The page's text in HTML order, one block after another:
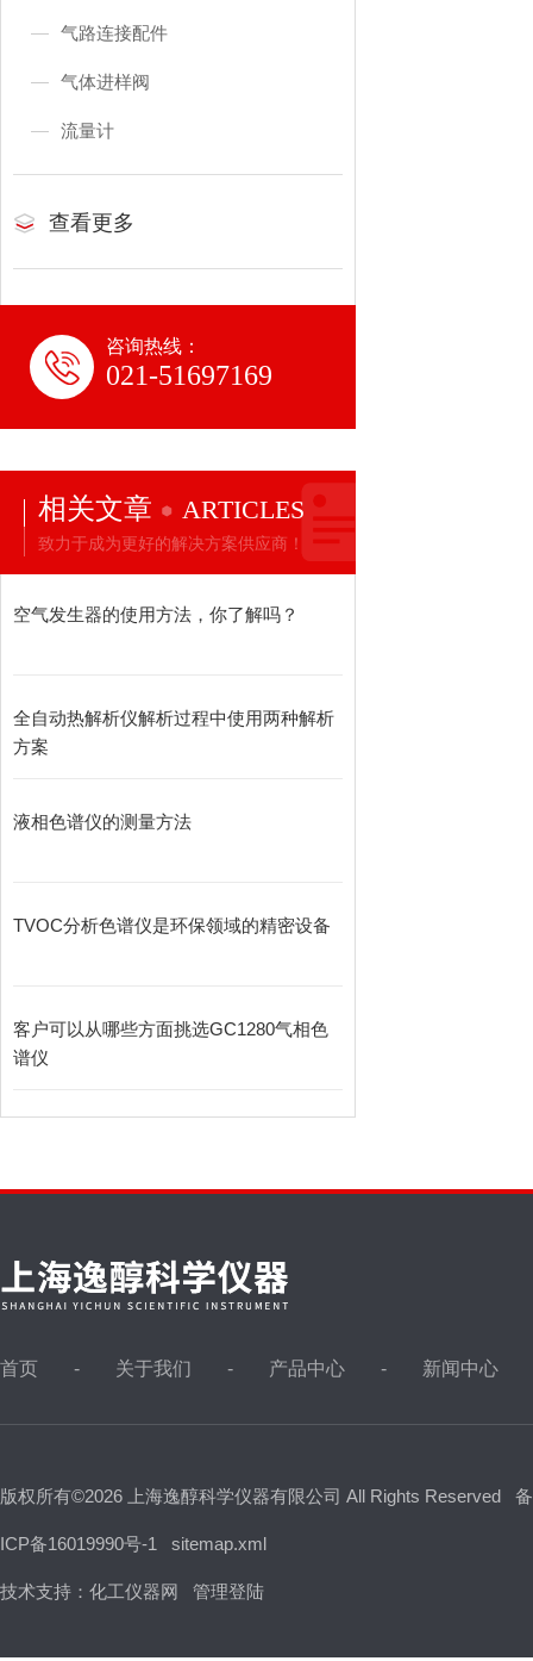
气路连接配件
气体进样阀
流量计
查看更多
咨询热线：
021-51697169
相关文章 ARTICLES
致力于成为更好的解决方案供应商！
空气发生器的使用方法，你了解吗？
全自动热解析仪解析过程中使用两种解析
方案
液相色谱仪的测量方法
TVOC分析色谱仪是环保领域的精密设备
客户可以从哪些方面挑选GC1280气相色
谱仪
首页 关于我们 产品中心 新闻中心
版权所有©2026 上海逸醇科学仪器有限公司 All Rights Reserved
ICP备16019990号-1 sitemap.xml
技术支持： 化工仪器网 管理登陆